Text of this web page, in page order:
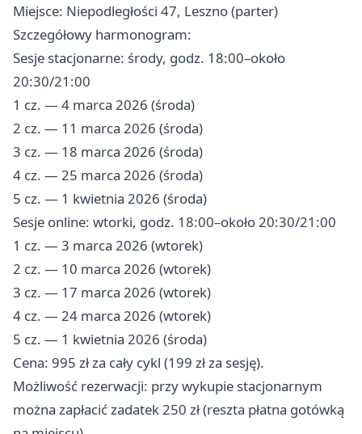
Miejsce: Niepodległości 47, Leszno (parter)
Szczegółowy harmonogram:
Sesje stacjonarne: środy, godz. 18:00–około
20:30/21:00
1 cz. — 4 marca 2026 (środa)
2 cz. — 11 marca 2026 (środa)
3 cz. — 18 marca 2026 (środa)
4 cz. — 25 marca 2026 (środa)
5 cz. — 1 kwietnia 2026 (środa)
Sesje online: wtorki, godz. 18:00–około 20:30/21:00
1 cz. — 3 marca 2026 (wtorek)
2 cz. — 10 marca 2026 (wtorek)
3 cz. — 17 marca 2026 (wtorek)
4 cz. — 24 marca 2026 (wtorek)
5 cz. — 1 kwietnia 2026 (środa)
Cena: 995 zł za cały cykl (199 zł za sesję).
Możliwość rezerwacji: przy wykupie stacjonarnym
można zapłacić zadatek 250 zł (reszta płatna gotówką